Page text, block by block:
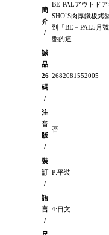
簡
介
/
BE-PALアウトドア
SHO`S肉厚鐵板烤
到「BE－PAL5月
盤的這
誠
品
26
碼
/
2682081552005
注
音
版
/
否
裝
訂
/
P:平裝
語
言
/
4:日文